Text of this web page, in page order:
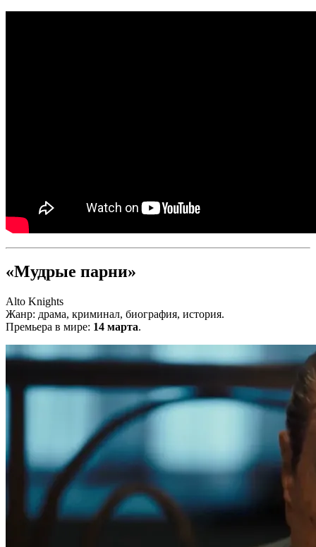
«Мудрые парни»
Alto Knights
Жанр: драма, криминал, биография, история.
Премьера в мире: 14 марта.